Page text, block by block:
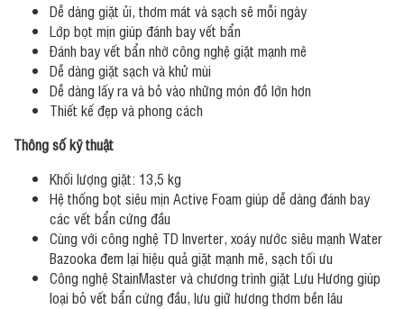
Dễ dàng giặt ủi, thơm mát và sạch sẽ mỗi ngày
Lớp bọt mịn giúp đánh bay vết bẩn
Đánh bay vết bẩn nhờ công nghệ giặt mạnh mẽ
Dễ dàng giặt sạch và khử mùi
Dễ dàng lấy ra và bỏ vào những món đồ lớn hơn
Thiết kế đẹp và phong cách
Thông số kỹ thuật
Khối lượng giặt: 13,5 kg
Hệ thống bọt siêu mịn Active Foam giúp dễ dàng đánh bay
các vết bẩn cứng đầu
Cùng với công nghệ TD Inverter, xoáy nước siêu mạnh Water
Bazooka đem lại hiệu quả giặt mạnh mẽ, sạch tối ưu
Công nghệ StainMaster và chương trình giặt Lưu Hương giúp
loại bỏ vết bẩn cứng đầu, lưu giữ hương thơm bền lâu